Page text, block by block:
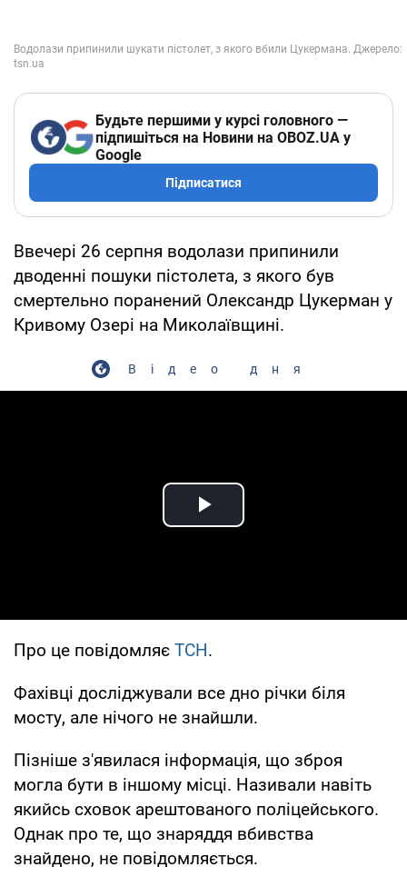
Будьте першими у курсі головного —
підпишіться на Новини на OBOZ.UA у
Google
Підписатися
Ввечері 26 серпня водолази припинили
дводенні пошуки пістолета, з якого був
смертельно поранений Олександр Цукерман у
Кривому Озері на Миколаївщині.
Відео дня
Play Video
Про це повідомляє ТСН.
Фахівці досліджували все дно річки біля
мосту, але нічого не знайшли.
Пізніше з'явилася інформація, що зброя
могла бути в іншому місці. Називали навіть
якийсь сховок арештованого поліцейського.
Однак про те, що знаряддя вбивства
знайдено, не повідомляється.